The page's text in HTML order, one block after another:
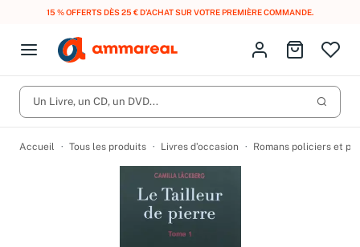
15 % OFFERTS DÈS 25 € D’ACHAT SUR VOTRE PREMIÈRE COMMANDE.
Open menu
Fermer le menu
CD d'occasion
DVD d'occasion
Lancer
Identifiez-vous
Aller au
Un Livre, un CD, un DVD...
Accueil Tous les produits Livres d’occasion Romans policiers et